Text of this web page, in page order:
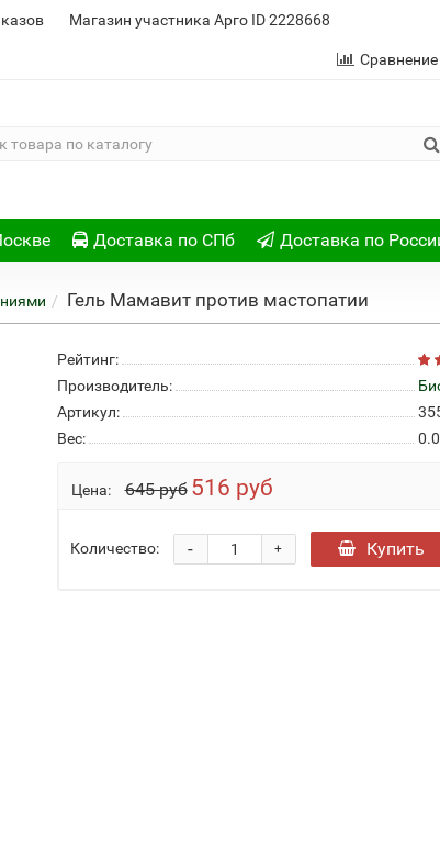
Магазин участника Арго ID 2228668
Сравнение
Доставка по СПб Доставка по
Гель Мамавит против мастопатии
Рейтинг:
Производитель:
Артикул:
Вес:
Цена: 645 руб 516 руб
Количество: +
- Купить